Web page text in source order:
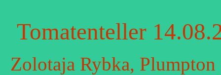
Tomatenteller
Zolotaja Rybka,